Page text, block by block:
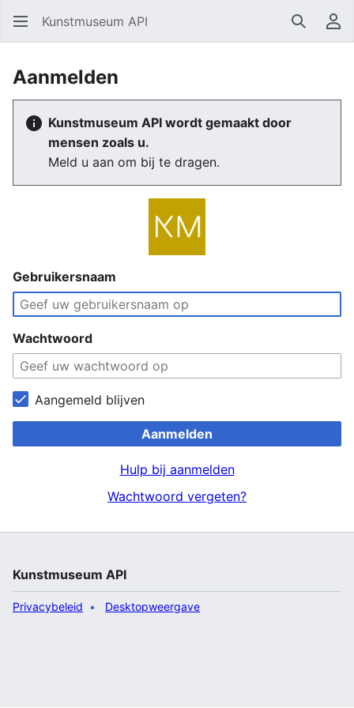
Kunstmuseum API Zoeken
Aanmelden
Kunstmuseum API wordt gemaakt door
mensen zoals u.
Meld u aan om bij te dragen.
Gebruikersnaam
Wachtwoord
Aangemeld blijven
Aanmelden
Hulp bij aanmelden
Wachtwoord vergeten?
Kunstmuseum API
Privacybeleid Desktopweergave